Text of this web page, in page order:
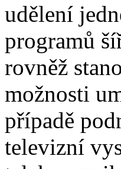
udělení
programů
rovněž
možnosti
případě
televizní